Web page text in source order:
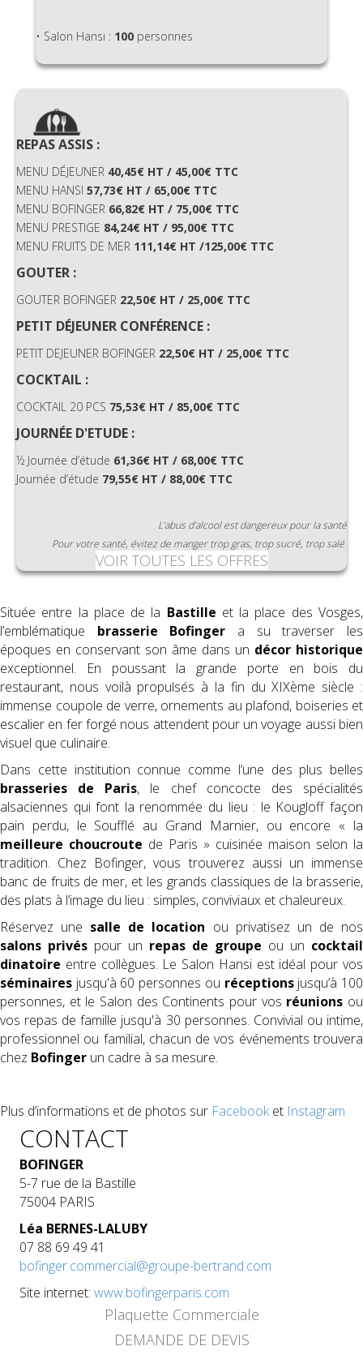
• Salon Hansi : 100 personnes
REPAS ASSIS :
MENU DÉJEUNER 40,45€ HT / 45,00€ TTC
MENU HANSI 57,73€ HT / 65,00€ TTC
MENU BOFINGER 66,82€ HT / 75,00€ TTC
MENU PRESTIGE 84,24€ HT / 95,00€ TTC
MENU FRUITS DE MER 111,14€ HT /125,00€ TTC
GOUTER :
GOUTER BOFINGER 22,50€ HT / 25,00€ TTC
PETIT DÉJEUNER CONFÉRENCE :
PETIT DEJEUNER BOFINGER 22,50€ HT / 25,00€ TTC
COCKTAIL :
COCKTAIL 20 PCS 75,53€ HT / 85,00€ TTC
JOURNÉE D'ETUDE :
½ Journée d’étude 61,36€ HT / 68,00€ TTC
Journée d’étude 79,55€ HT / 88,00€ TTC
L’abus d’alcool est dangereux pour la santé
Pour votre santé, évitez de manger trop gras, trop sucré, trop salé
VOIR TOUTES LES OFFRES
Située entre la place de la Bastille et la place des Vosges,
l’emblématique brasserie Bofinger a su traverser les
époques en conservant son âme dans un décor historique
exceptionnel. En poussant la grande porte en bois du
restaurant, nous voilà propulsés à la fin du XIXème siècle :
immense coupole de verre, ornements au plafond, boiseries et
escalier en fer forgé nous attendent pour un voyage aussi bien
visuel que culinaire.
Dans cette institution connue comme l’une des plus belles
brasseries de Paris, le chef concocte des spécialités
alsaciennes qui font la renommée du lieu : le Kougloff façon
pain perdu, le Soufflé au Grand Marnier, ou encore « la
meilleure choucroute de Paris » cuisinée maison selon la
tradition. Chez Bofinger, vous trouverez aussi un immense
banc de fruits de mer, et les grands classiques de la brasserie,
des plats à l’image du lieu : simples, conviviaux et chaleureux.
Réservez une salle de location ou privatisez un de nos
salons privés pour un repas de groupe ou un cocktail
dinatoire entre collègues. Le Salon Hansi est idéal pour vos
séminaires jusqu'à 60 personnes ou réceptionsjusqu’à 100
personnes, et le Salon des Continents pour vos réunions ou
vos repas de famille jusqu'à 30 personnes. Convivial ou intime,
professionnel ou familial, chacun de vos événements trouvera
chez Bofinger un cadre à sa mesure.
Plus d’informations et de photos sur Facebooket Instagram
CONTACT
BOFINGER
5-7 rue de la Bastille
75004 PARIS
Léa BERNES-LALUBY
07 88 69 49 41
bofinger.commercial@groupe-bertrand.com
Site internet: www.bofingerparis.com
Plaquette Commerciale
DEMANDE DE DEVIS